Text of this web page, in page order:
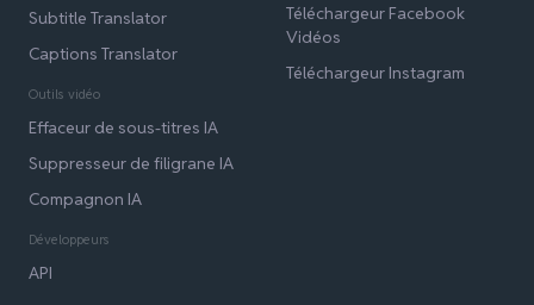
Subtitle Translator
Captions Translator
Outils vidéo
Effaceur de sous-titres IA
Suppresseur de filigrane IA
Compagnon IA
Développeurs
API
Téléchargeur Facebook
Vidéos
Téléchargeur Instagram